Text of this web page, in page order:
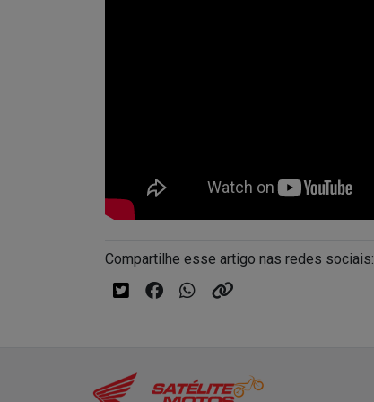
Compartilhe esse artigo nas redes sociais: